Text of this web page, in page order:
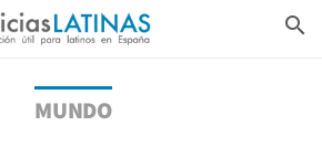
search
MUNDO